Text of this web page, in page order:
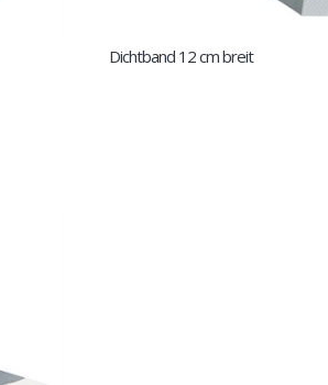
Dichtband 12 cm breit